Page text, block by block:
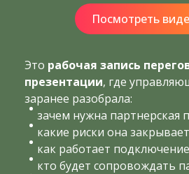
Посмотреть
Это рабочая запись
презентации, где
заранее разобрала:
зачем нужна партнерская
какие риски она
как работает
кто будет сопровождать